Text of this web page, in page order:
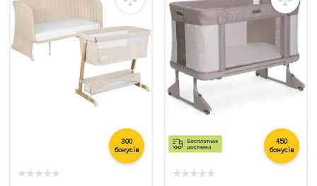
300
бонусів
★★★★★
450
бонусів
★★★★★